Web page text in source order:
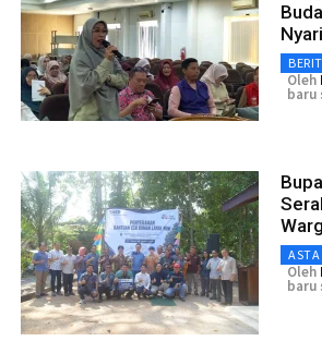
Oleh
baru
Oleh
baru